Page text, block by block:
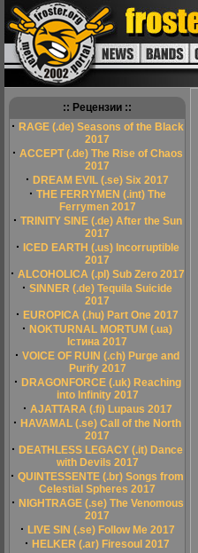
:: Рецензии ::
· RAGE (.de) Seasons of the Black
2017
· ACCEPT (.de) The Rise of Chaos
2017
· DREAM EVIL (.se) Six 2017
· THE FERRYMEN (.int) The
Ferrymen 2017
· TRINITY SINE (.de) After the Sun
2017
· ICED EARTH (.us) Incorruptible
2017
· ALCOHOLICA (.pl) Sub Zero 2017
· SINNER (.de) Tequila Suicide
2017
· EUROPICA (.hu) Part One 2017
· NOKTURNAL MORTUM (.ua)
Істина 2017
· VOICE OF RUIN (.ch) Purge and
Purify 2017
· DRAGONFORCE (.uk) Reaching
into Infinity 2017
· AJATTARA (.fi) Lupaus 2017
· HAVAMAL (.se) Call of the North
2017
· DEATHLESS LEGACY (.it) Dance
with Devils 2017
· QUINTESSENTE (.br) Songs from
Celestial Spheres 2017
· NIGHTRAGE (.se) The Venomous
2017
· LIVE SIN (.se) Follow Me 2017
· HELKER (.ar) Firesoul 2017